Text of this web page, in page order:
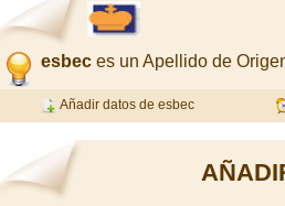
esbeces un Apellido de
Añadir datos de esbec